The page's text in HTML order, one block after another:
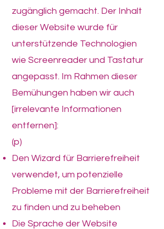
zugänglich gemacht. Der Inhalt
dieser Website wurde für
unterstützende Technologien
wie Screenreader und Tastatur
angepasst. Im Rahmen dieser
Bemühungen haben wir auch
[irrelevante Informationen
entfernen]:
(p)
Den Wizard für Barrierefreiheit
verwendet, um potenzielle
Probleme mit der Barrierefreiheit
zu finden und zu beheben
Die Sprache der Website